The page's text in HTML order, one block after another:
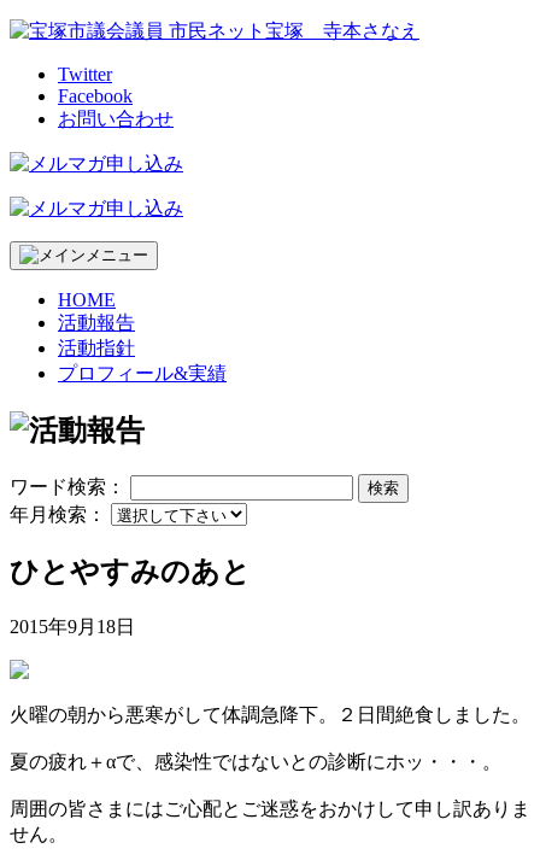
Skip
contentTwitter
Facebook
お問い合わせ
HOME
活動報告
活動指針
プロフィール&実績
ワード検索： 検索
年月検索：
ひとやすみのあと
2015年9月18日
火曜の朝から悪寒がして体調急降下。２日間絶食しました。
夏の疲れ＋αで、感染性ではないとの診断にホッ・・・。
周囲の皆さまにはご心配とご迷惑をおかけして申し訳ありま
せん。